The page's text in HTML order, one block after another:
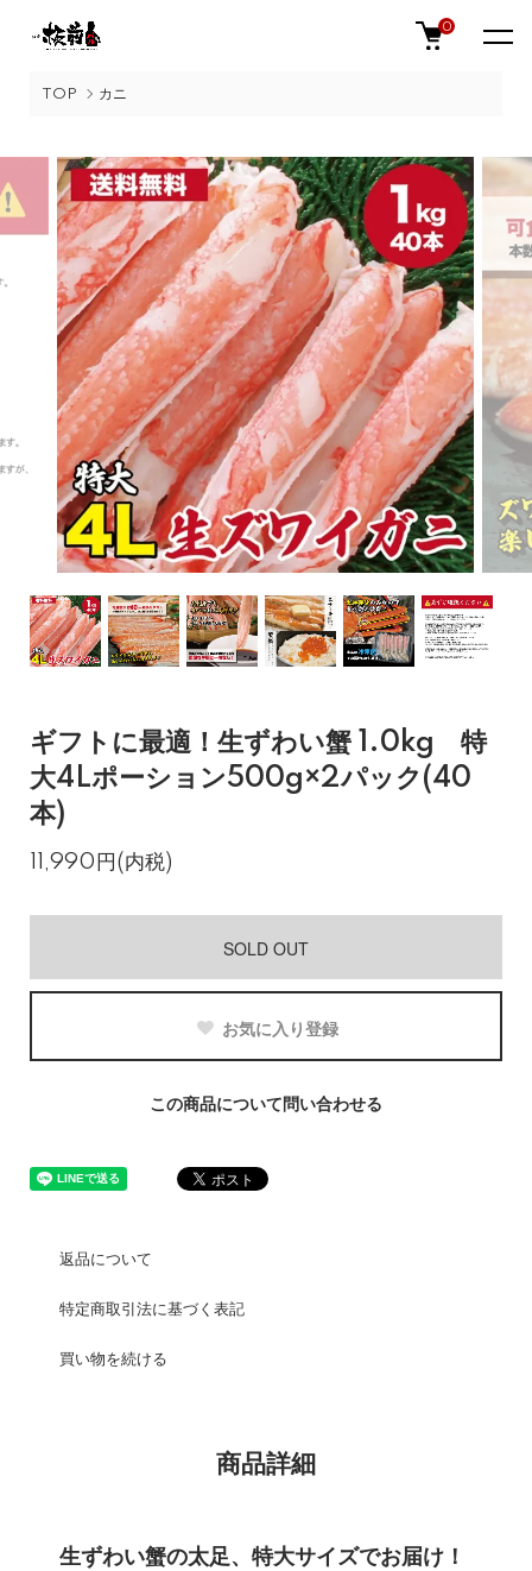
0
TOP カニ
ギフトに最適！生ずわい蟹 1.0kg 特
大4Lポーション500g×2パック(40
本)
11,990円(内税)
SOLD OUT
お気に入り登録
この商品について問い合わせる
返品について
特定商取引法に基づく表記
買い物を続ける
商品詳細
生ずわい蟹の太足、特大サイズでお届け！